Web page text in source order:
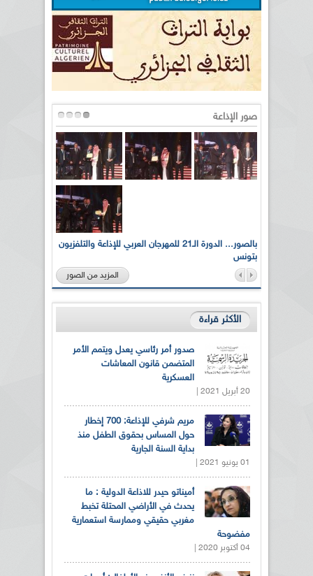
صور الإذاعة
بالصور... الدورة الـ21 للمهرجان العربي للإذاعة والتلفزيون
بتونس
المزيد من الصور
الأكثر قراءة
صدور أمر رئاسي يعدل ويتمم الأمر
المتضمن قانون المعاشات
العسكرية
20 أبريل 2021 |
مريم شرفي للإذاعة: 700 إخطار
حول المساس بحقوق الطفل منذ
بداية السنة الجارية
01 يونيو 2021 |
أميناتو حيدر للاذاعة الدولية : ما
يحدث في الأراضي المحتلة تخبط
مغربي حقيقي وممارسة استعمارية
مفضوحة
04 أكتوبر 2020 |